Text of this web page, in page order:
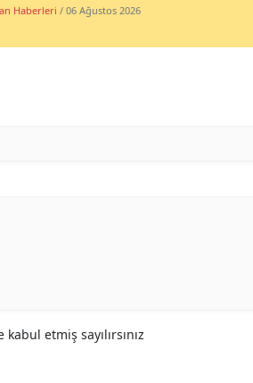
Haberleri / 06 Ağustos 2026
etmiş sayılırsınız